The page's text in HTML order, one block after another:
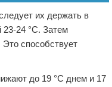
их держать в
23-24 °С. Затем
способствует
до 19 °С днем и 17